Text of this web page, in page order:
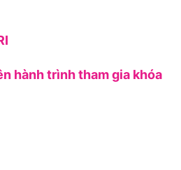
hành trình tham gia khóa